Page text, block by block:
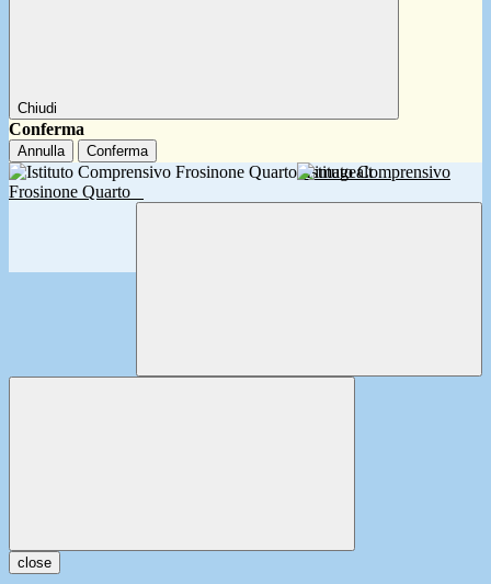
Chiudi
Conferma
Annulla Conferma
Istituto Comprensivo
Frosinone Quarto
close